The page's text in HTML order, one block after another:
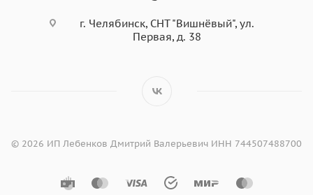
г. Челябинск, СНТ "Вишнёвый", ул.
Первая, д. 38
© 2026 ИП Лебенков Дмитрий Валерьевич ИНН 744507488700